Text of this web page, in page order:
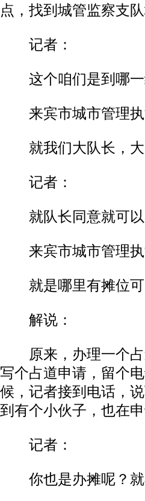
点，找到城管监察支
记者：
这个咱们是到哪一
来宾市城市管理执
就我们大队长，大
记者：
就队长同意就可以
来宾市城市管理执
就是哪里有摊位可
解说：
原来，办理一个占
写个占道申请，留个
候，记者接到电话，
到有个小伙子，也在申
记者：
你也是办摊呢？就